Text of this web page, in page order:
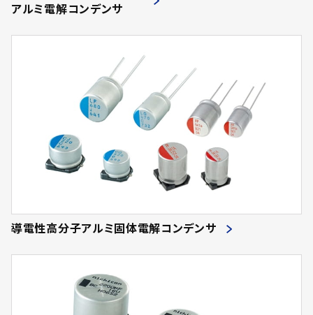
アルミ電解コンデンサ
導電性高分子アルミ固体電解コンデンサ